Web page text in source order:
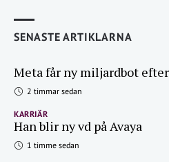
SENASTE ARTIKLARNA
Meta får ny miljardbot
2 timmar sedan
KARRIÄR
Han blir ny vd på Avaya
1 timme sedan